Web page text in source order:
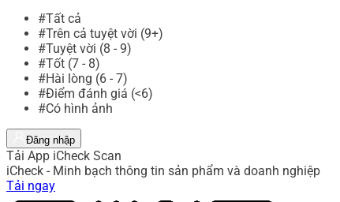
#Tất cả
#Trên cả tuyệt vời (9+)
#Tuyệt vời (8 - 9)
#Tốt (7 - 8)
#Hài lòng (6 - 7)
#Điểm đánh giá (<6)
#Có hình ảnh
Đăng nhập
Tải App iCheck Scan
iCheck - Minh bạch thông tin sản phẩm và doanh nghiệp
Tải ngay